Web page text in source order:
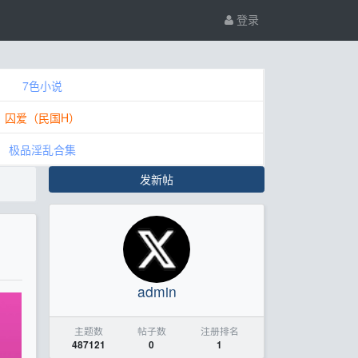
登录
7色小说
囚爱（民国H）
极品淫乱合集
发新帖
admin
主题数
487121
帖子数
0
注册排名
1